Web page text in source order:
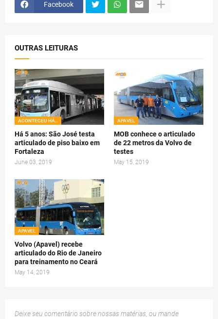
Facebook
OUTRAS LEITURAS
ACONTECEU HÁ..
Há 5 anos: São José testa
articulado de piso baixo em
Fortaleza
June 03, 2019
APAVEL
MOB conhece o articulado
de 22 metros da Volvo de
testes
May 15, 2019
APAVEL
Volvo (Apavel) recebe
articulado do Rio de Janeiro
para treinamento no Ceará
May 14, 2019
Deixe seu comentário sobre nossas matérias, ou mande